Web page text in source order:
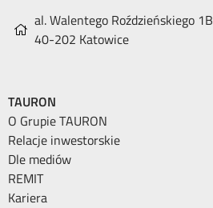
al. Walentego Roździeńskiego 1B
40-202 Katowice
TAURON
O Grupie TAURON
Relacje inwestorskie
Dle mediów
REMIT
Kariera